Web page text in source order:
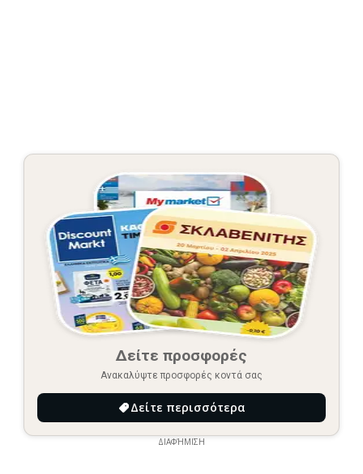
Δείτε προσφορές
Ανακαλύψτε προσφορές κοντά σας
Δείτε περισσότερα
ΔΙΑΦΉΜΙΣΗ